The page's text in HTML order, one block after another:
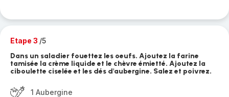
Etape 3 /5
Dans un saladier fouettez les oeufs. Ajoutez la farine
tamisée la crème liquide et le chèvre émietté. Ajoutez la
ciboulette ciselée et les dés d'aubergine. Salez et poivrez.
1 Aubergine